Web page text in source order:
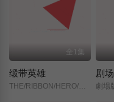
全1集
缎带英雄